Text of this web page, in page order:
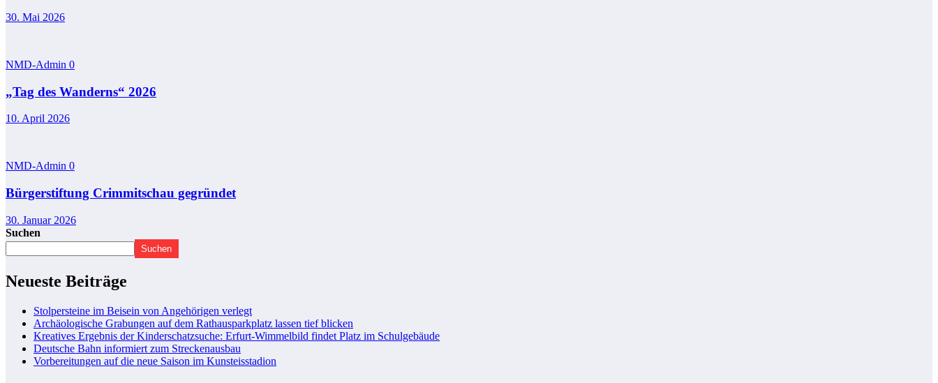
30. Mai 2026
NMD-Admin 0
„Tag des Wanderns“ 2026
10. April 2026
NMD-Admin 0
Bürgerstiftung Crimmitschau gegründet
30. Januar 2026
Suchen
Suchen
Neueste Beiträge
Stolpersteine im Beisein von Angehörigen verlegt
Archäologische Grabungen auf dem Rathausparkplatz lassen tief blicken
Kreatives Ergebnis der Kinderschatzsuche: Erfurt-Wimmelbild findet Platz im Schulgebäude
Deutsche Bahn informiert zum Streckenausbau
Vorbereitungen auf die neue Saison im Kunsteisstadion